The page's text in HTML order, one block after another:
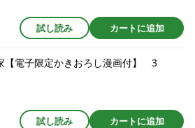
試し読み カートに追加
【電子限定かきおろし漫画付】 3
試し読み カートに追加